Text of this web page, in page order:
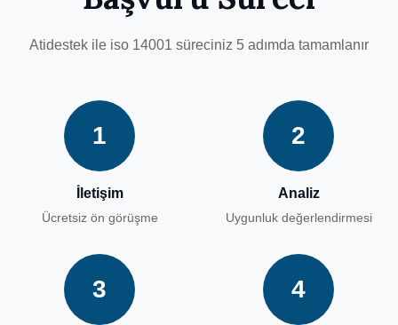
Atidestek ile iso 14001 süreciniz 5 adımda tamamlanır
1
İletişim
Ücretsiz ön görüşme
2
Analiz
Uygunluk değerlendirmesi
3 4